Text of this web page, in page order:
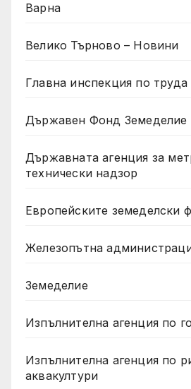
Варна
Велико Търново – Новини
Главна инспекция по труда
Държавен Фонд Земеделие
Държавната агенция за
технически надзор
Европейските земеделски
Железопътна
Земеделие
Изпълнителна агенция по
Изпълнителна агенция по
аквакултури